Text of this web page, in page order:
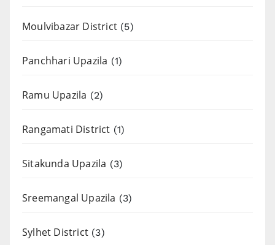
Moulvibazar District (5)
Panchhari Upazila (1)
Ramu Upazila (2)
Rangamati District (1)
Sitakunda Upazila (3)
Sreemangal Upazila (3)
Sylhet District (3)